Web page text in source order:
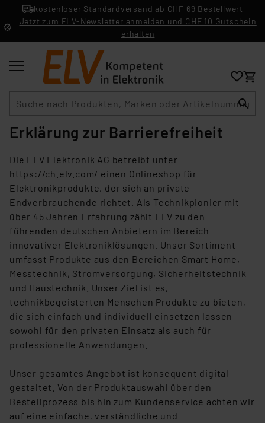
kostenloser Standardversand ab CHF 69 Bestellwert
Jetzt zum ELV-Newsletter anmelden und CHF 10 Gutschein
erhalten
Erklärung zur Barrierefreiheit
Die ELV Elektronik AG betreibt unter
https://ch.elv.com/ einen Onlineshop für
Elektronikprodukte, der sich an private
Endverbrauchende richtet. Als Technikpionier mit
über 45 Jahren Erfahrung zählt ELV zu den
führenden deutschen Anbietern im Bereich
innovativer Elektroniklösungen. Unser Sortiment
umfasst Produkte aus den Bereichen Smart Home,
Messtechnik, Stromversorgung, Sicherheitstechnik
und Haustechnik. Unser Ziel ist es,
technikbegeisterten Menschen Produkte zu bieten,
die sich einfach und individuell einsetzen lassen –
sowohl für den privaten Einsatz als auch für
professionelle Anwendungen.
Unser gesamtes Angebot ist konsequent digital
gestaltet. Von der Produktauswahl über den
Bestellprozess bis hin zum Kundenservice achten wir
auf eine einfache, verständliche und